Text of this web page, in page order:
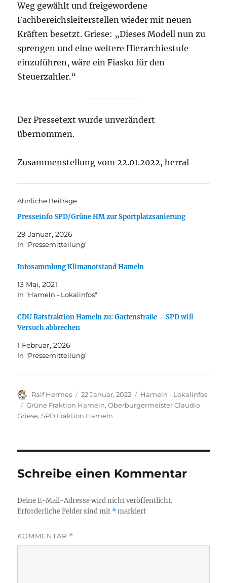
Weg gewählt und freigewordene
Fachbereichsleiterstellen wieder mit neuen
Kräften besetzt. Griese: „Dieses Modell nun zu
sprengen und eine weitere Hierarchiestufe
einzuführen, wäre ein Fiasko für den
Steuerzahler.“
Der Pressetext wurde unverändert
übernommen.
Zusammenstellung vom 22.01.2022, herral
Ähnliche Beiträge
Presseinfo SPD/Grüne HM zur Sportplatzsanierung
29 Januar, 2026
In "Pressemitteilung"
Infosammlung Klimanotstand Hameln
13 Mai, 2021
In "Hameln - Lokalinfos"
CDU Ratsfraktion Hameln zu: Gartenstraße – SPD will
Versuch abbrechen
1 Februar, 2026
In "Pressemitteilung"
Autor
Ralf Hermes
Veröffentlicht
am
22 Januar, 2022 Kategorien
Hameln - Lokalinfos
Schlagwörter
Grüne Fraktion Hameln,Oberbürgermeister Claudio
Griese,SPD Fraktion Hameln
Schreibe einen Kommentar
Deine E-Mail-Adresse wird nicht veröffentlicht.
Erforderliche Felder sind mit *markiert
KOMMENTAR *